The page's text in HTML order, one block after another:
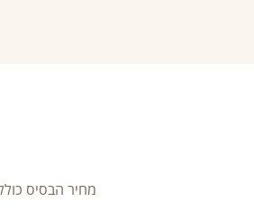
מחיר הבסיס